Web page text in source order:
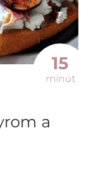
15
minút
a